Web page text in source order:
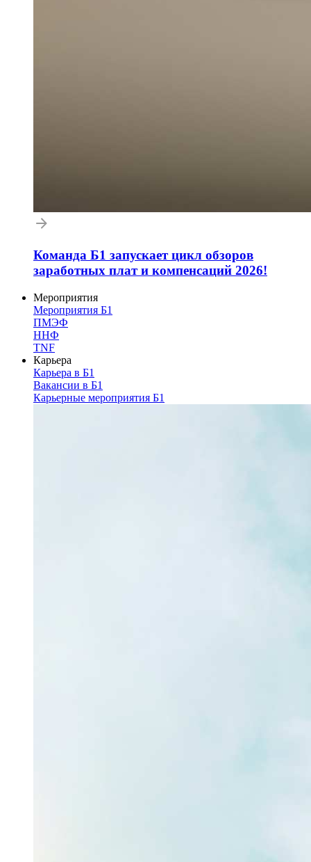
Команда Б1 запускает цикл обзоров
заработных плат и компенсаций 2026!
Мероприятия
Мероприятия Б1
ПМЭФ
ННФ
TNF
Карьера
Карьера в Б1
Вакансии в Б1
Карьерные мероприятия Б1